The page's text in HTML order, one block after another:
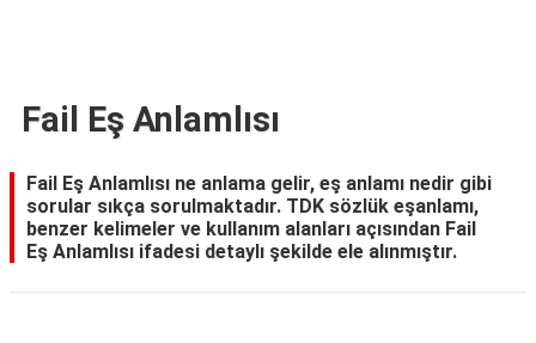
Fail Eş Anlamlısı
Fail Eş Anlamlısı ne anlama gelir, eş anlamı nedir gibi
sorular sıkça sorulmaktadır. TDK sözlük eşanlamı,
benzer kelimeler ve kullanım alanları açısından Fail
Eş Anlamlısı ifadesi detaylı şekilde ele alınmıştır.